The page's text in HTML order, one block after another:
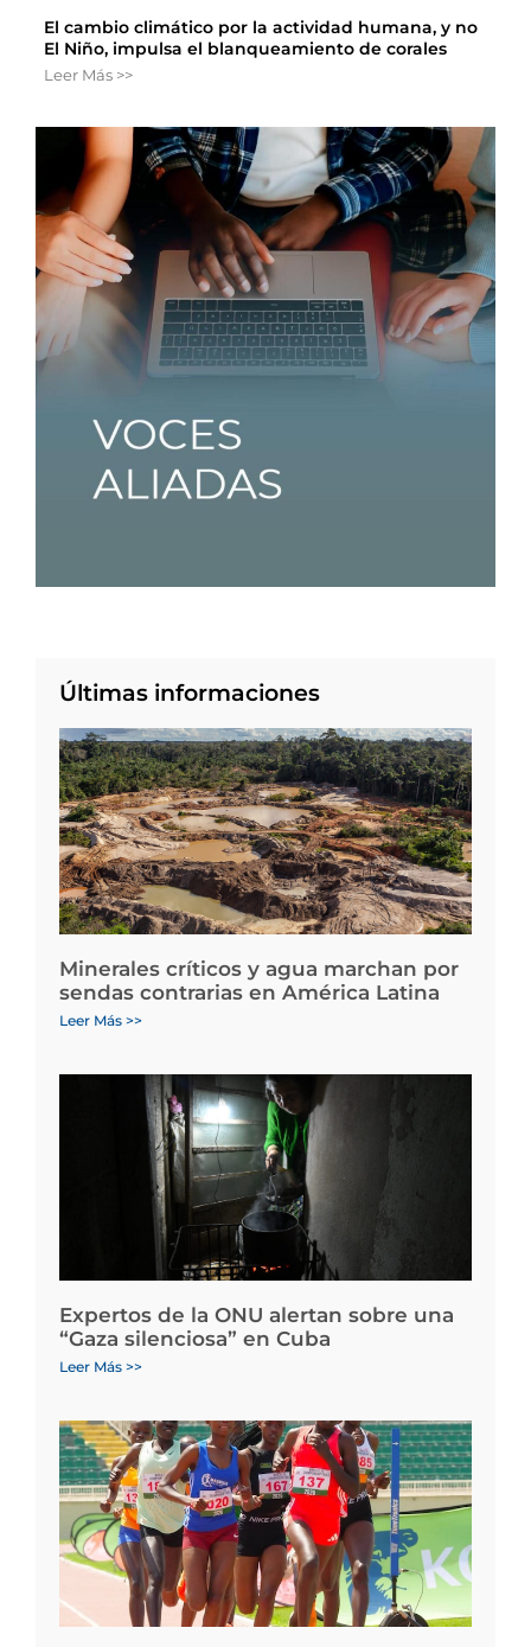
El cambio climático por la actividad humana, y no
El Niño, impulsa el blanqueamiento de corales
Leer Más >>
Últimas informaciones
Minerales críticos y agua marchan por
sendas contrarias en América Latina
Leer Más >>
Expertos de la ONU alertan sobre una
“Gaza silenciosa” en Cuba
Leer Más >>